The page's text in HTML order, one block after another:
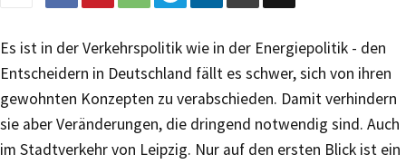
Es ist in der Verkehrspolitik wie in der Energiepolitik - den
Entscheidern in Deutschland fällt es schwer, sich von ihren
gewohnten Konzepten zu verabschieden. Damit verhindern
sie aber Veränderungen, die dringend notwendig sind. Auch
im Stadtverkehr von Leipzig. Nur auf den ersten Blick ist ein